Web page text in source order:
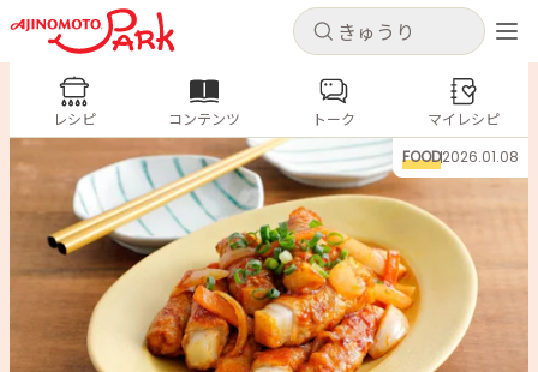
キャンセル
ログインするとレシピを保存できます
ログイン 新規登録
ホーム
コンテンツ
キャンセル
レシピ コンテンツ
人気の食材・レシピ
きゅうり なす トマト
とうもろこし
ピーマン
みょうが ゴーヤ
レシピ コンテンツ トーク マイレシピ
FOOD2026.01.08